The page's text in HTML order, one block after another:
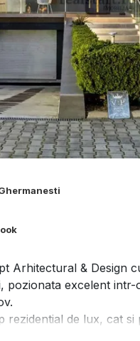
Arhitectural & Design
excelent
rezidential de lux, cat